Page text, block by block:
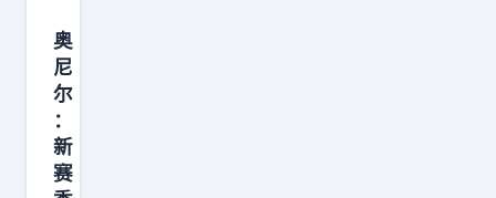
可
以
重
来
，
我
。
终
促
使
球
队
奥
尼
尔
：
新
赛